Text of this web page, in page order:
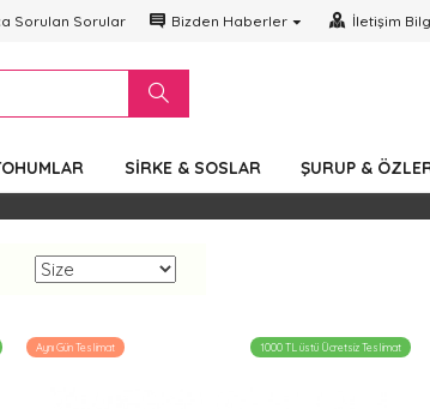
Sorulan Sorular Bizden Haberler İletişim
SIRKE & SOSLAR ŞURUP &
Aynı Gün Teslimat 1000 TL üstü Ücretsiz Teslimat